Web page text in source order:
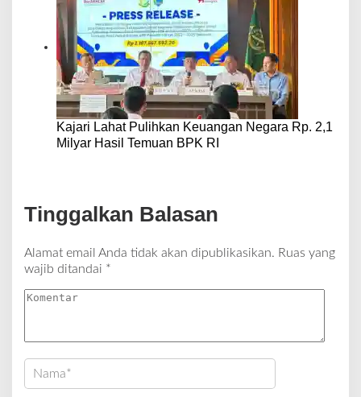
Kajari Lahat Pulihkan Keuangan Negara Rp. 2,1
Milyar Hasil Temuan BPK RI
Tinggalkan Balasan
Alamat email Anda tidak akan dipublikasikan. Ruas yang
wajib ditandai *